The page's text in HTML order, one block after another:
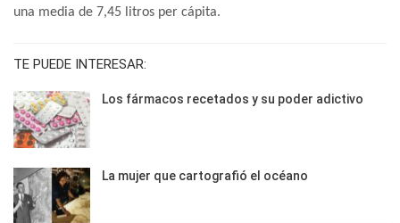
una media de 7,45 litros per cápita.
TE PUEDE INTERESAR:
Los fármacos recetados y su poder adictivo
La mujer que cartografió el océano